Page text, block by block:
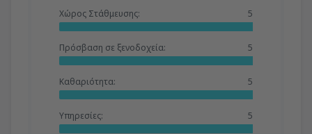
Χώρος Στάθμευσης: 5
Πρόσβαση σε ξενοδοχεία: 5
Καθαριότητα: 5
Υπηρεσίες: 5